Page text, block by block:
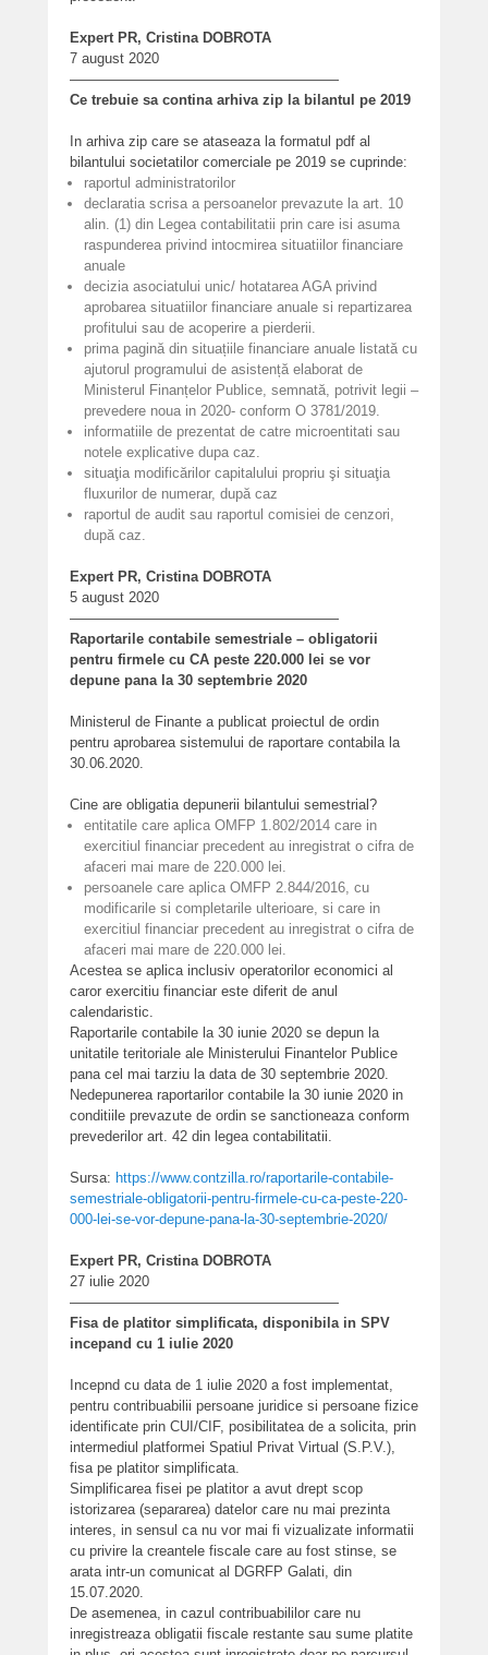
Expert PR, Cristina DOBROTA
7 august 2020
———————————————————
Ce trebuie sa contina arhiva zip la bilantul pe 2019
In arhiva zip care se ataseaza la formatul pdf al
bilantului societatilor comerciale pe 2019 se cuprinde:
raportul administratorilor
declaratia scrisa a persoanelor prevazute la art. 10
alin. (1) din Legea contabilitatii prin care isi asuma
raspunderea privind intocmirea situatiilor financiare
anuale
decizia asociatului unic/ hotatarea AGA privind
aprobarea situatiilor financiare anuale si repartizarea
profitului sau de acoperire a pierderii.
prima pagină din situațiile financiare anuale listată cu
ajutorul programului de asistență elaborat de
Ministerul Finanțelor Publice, semnată, potrivit legii –
prevedere noua in 2020- conform O 3781/2019.
informatiile de prezentat de catre microentitati sau
notele explicative dupa caz.
situaţia modificărilor capitalului propriu şi situaţia
fluxurilor de numerar, după caz
raportul de audit sau raportul comisiei de cenzori,
după caz.
Expert PR, Cristina DOBROTA
5 august 2020
———————————————————
Raportarile contabile semestriale – obligatorii
pentru firmele cu CA peste 220.000 lei se vor
depune pana la 30 septembrie 2020
Ministerul de Finante a publicat proiectul de ordin
pentru aprobarea sistemului de raportare contabila la
30.06.2020.
Cine are obligatia depunerii bilantului semestrial?
entitatile care aplica OMFP 1.802/2014 care in
exercitiul financiar precedent au inregistrat o cifra de
afaceri mai mare de 220.000 lei.
persoanele care aplica OMFP 2.844/2016, cu
modificarile si completarile ulterioare, si care in
exercitiul financiar precedent au inregistrat o cifra de
afaceri mai mare de 220.000 lei.
Acestea se aplica inclusiv operatorilor economici al
caror exercitiu financiar este diferit de anul
calendaristic.
Raportarile contabile la 30 iunie 2020 se depun la
unitatile teritoriale ale Ministerului Finantelor Publice
pana cel mai tarziu la data de 30 septembrie 2020.
Nedepunerea raportarilor contabile la 30 iunie 2020 in
conditiile prevazute de ordin se sanctioneaza conform
prevederilor art. 42 din legea contabilitatii.
Sursa: https://www.contzilla.ro/raportarile-contabile-
semestriale-obligatorii-pentru-firmele-cu-ca-peste-220-
000-lei-se-vor-depune-pana-la-30-septembrie-2020/
Expert PR, Cristina DOBROTA
27 iulie 2020
———————————————————
Fisa de platitor simplificata, disponibila in SPV
incepand cu 1 iulie 2020
Incepnd cu data de 1 iulie 2020 a fost implementat,
pentru contribuabilii persoane juridice si persoane fizice
identificate prin CUI/CIF, posibilitatea de a solicita, prin
intermediul platformei Spatiul Privat Virtual (S.P.V.),
fisa pe platitor simplificata.
Simplificarea fisei pe platitor a avut drept scop
istorizarea (separarea) datelor care nu mai prezinta
interes, in sensul ca nu vor mai fi vizualizate informatii
cu privire la creantele fiscale care au fost stinse, se
arata intr-un comunicat al DGRFP Galati, din
15.07.2020.
De asemenea, in cazul contribuabililor care nu
inregistreaza obligatii fiscale restante sau sume platite